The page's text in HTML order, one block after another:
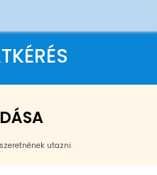
utazni.